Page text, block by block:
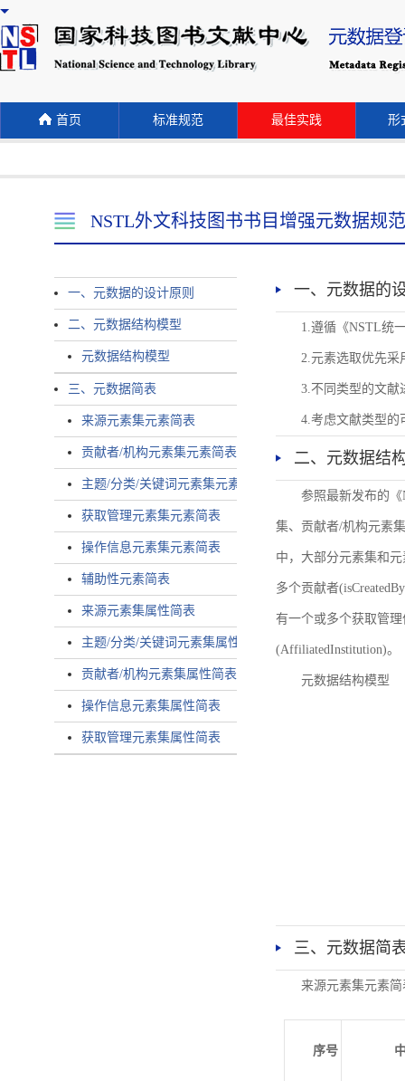
首页 标准规范 最佳实践 形
NSTL外文科技图书书目增强元数据规范
一、元数据的设计原则
二、元数据结构模型
元数据结构模型
三、元数据简表
来源元素集元素简表
贡献者/机构元素集元素简表
主题/分类/关键词元素集元素简表
获取管理元素集元素简表
操作信息元素集元素简表
辅助性元素简表
来源元素集属性简表
主题/分类/关键词元素集属性简表
贡献者/机构元素集属性简表
操作信息元素集属性简表
获取管理元素集属性简表
一、元数据的
1.遵循《NSTL统
2.元素选取优先采
3.不同类型的文献
4.考虑文献类型的
二、元数据结
参照最新发布的
集、贡献者/机构元素
中，大部分元素集和
多个贡献者
有一个或多个获取管理
(AffiliatedInstitution)。
元数据结构模型
三、元数据简
来源元素集元素简
序号